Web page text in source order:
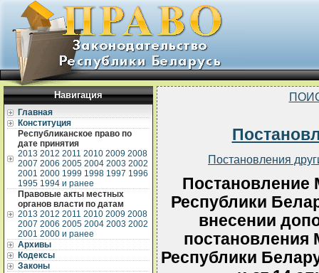
Навигация
Главная
Конституция
Республиканское право по
дате принятия
2013 2012 2011 2010 2009 2008
2007 2006 2005 2004 2003 2002
2001 2000 1999 1998 1997 1996
1995 1994 и ранее
Правовые акты местных
органов власти по датам
2013 2012 2011 2010 2009 2008
2007 2006 2005 2004 2003 2002
2001 2000 и ранее
Архивы
Кодексы
Законы
Постановления
Постановление
Республики
внесении
постановления
Республики